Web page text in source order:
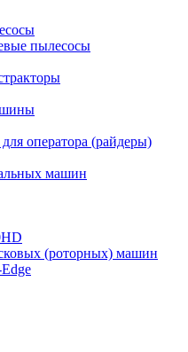
пылесосы
оператора (райдеры)
машин
(роторных) машин